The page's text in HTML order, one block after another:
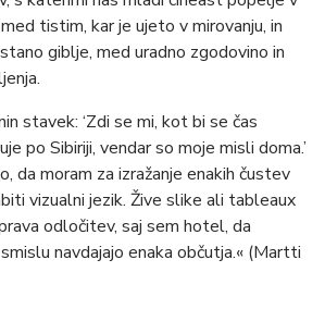
tistim, kar je ujeto v mirovanju, in
giblje, med uradno zgodovino in
stavek: ‘Zdi se mi, kot bi se čas
po Sibiriji, vendar so moje misli doma.’
da moram za izražanje enakih čustev
vizualni jezik. Žive slike ali tableaux
odločitev, saj sem hotel, da
navdajajo enaka občutja.« (Martti